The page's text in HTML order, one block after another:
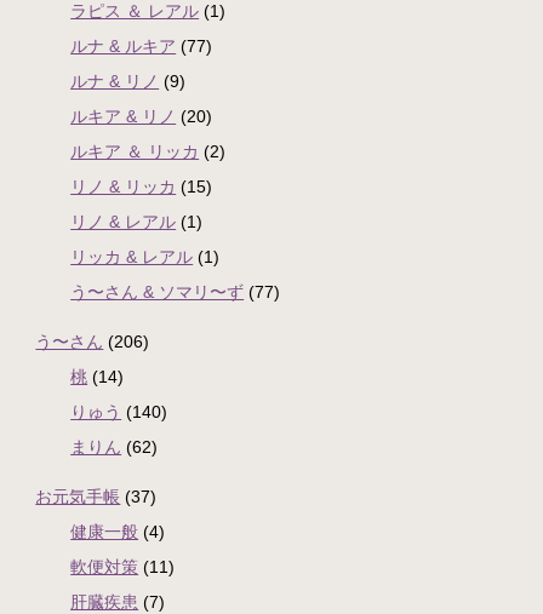
ラピス ＆ レアル (1)
ルナ & ルキア (77)
ルナ & リノ (9)
ルキア & リノ (20)
ルキア ＆ リッカ (2)
リノ & リッカ (15)
リノ & レアル (1)
リッカ & レアル (1)
う〜さん & ソマリ〜ず (77)
う〜さん (206)
桃 (14)
りゅう (140)
まりん (62)
お元気手帳 (37)
健康一般 (4)
軟便対策 (11)
肝臓疾患 (7)